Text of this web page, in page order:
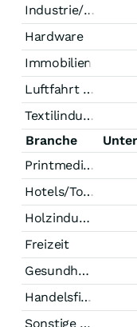
Industrie/Mischkonzerne
Hardware
Immobilien
Luftfahrt und Raumfahrt
Textilindustrie
Branche
Printmedien
Hotels/Tourismus
Holzindustrie
Freizeit
Gesundheitswesen
Handelsfirmen
Sonstige Technologie